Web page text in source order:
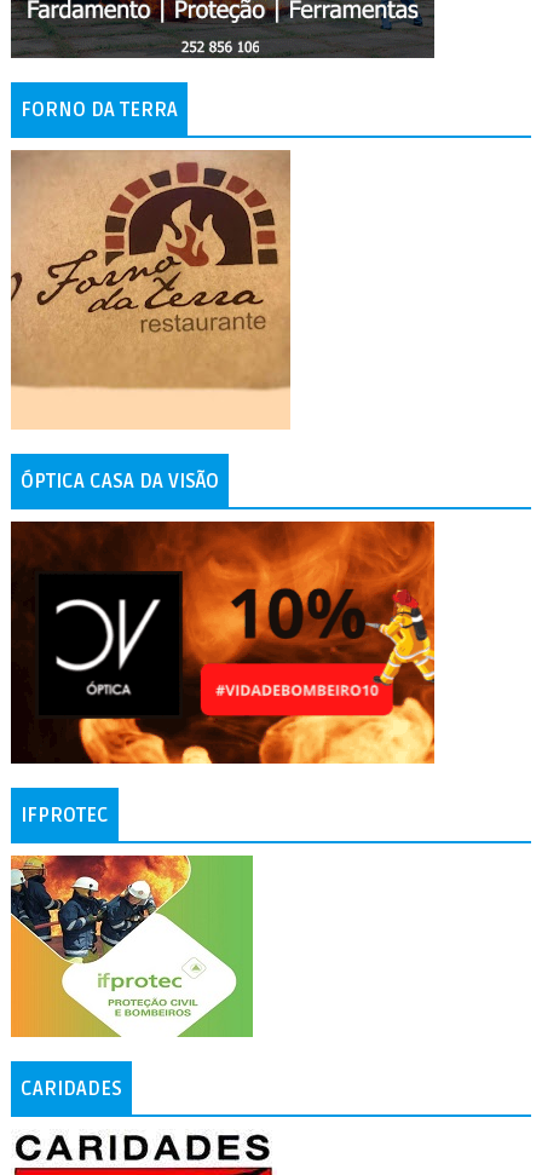
FORNO DA TERRA
ÓPTICA CASA DA VISÃO
IFPROTEC
CARIDADES